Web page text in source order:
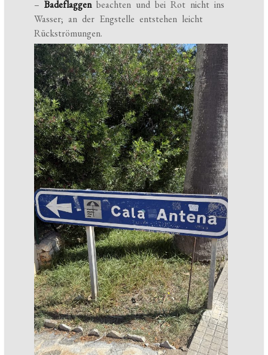
–Badeflaggenbeachten und bei Rot nicht ins
Wasser; an der Engstelle entstehen leicht
Rückströmungen.